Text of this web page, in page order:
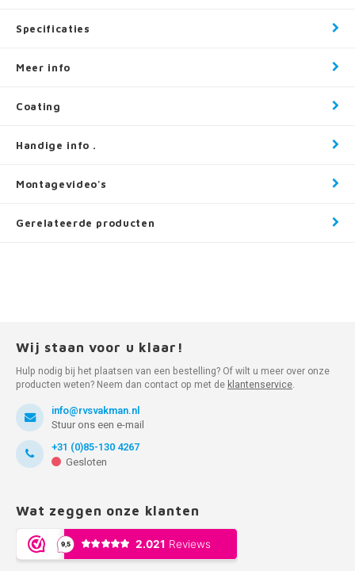
Specificaties
Meer info
Coating
Handige info .
Montagevideo's
Gerelateerde producten
Wij staan voor u klaar!
Hulp nodig bij het plaatsen van een bestelling? Of wilt u meer over onze
producten weten? Neem dan contact op met de klantenservice.
info@rvsvakman.nl
Stuur ons een e-mail
+31 (0)85-130 4267
Gesloten
Wat zeggen onze klanten